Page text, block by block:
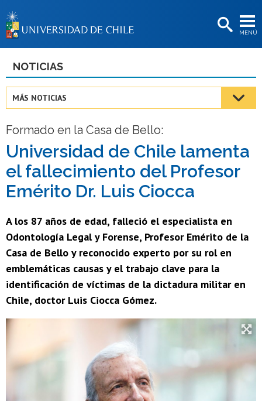
MENÚ
BIBLIOTECAS
Estudiantes
Académicas/os
Funcionarias/os
Egresadas/os
NOTICIAS
MÁS NOTICIAS
Formado en la Casa de Bello:
Universidad de Chile lamenta
el fallecimiento del Profesor
Emérito Dr. Luis Ciocca
A los 87 años de edad, falleció el especialista en
Odontología Legal y Forense, Profesor Emérito de la
Casa de Bello y reconocido experto por su rol en
emblemáticas causas y el trabajo clave para la
identificación de víctimas de la dictadura militar en
Chile, doctor Luis Ciocca Gómez.